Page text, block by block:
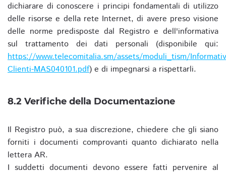
dichiarare di conoscere i principi fondamentali di utilizzo
delle risorse e della rete Internet, di avere preso visione
delle norme predisposte dal Registro e dell'informativa
sul trattamento dei dati personali (disponibile qui:
https://www.telecomitalia.sm/assets/moduli_tism/
Clienti-MAS040101.pdf) e di impegnarsi a rispettarli.
8.2 Verifiche della Documentazione
Il Registro può, a sua discrezione, chiedere che gli siano
forniti i documenti comprovanti quanto dichiarato nella
lettera AR.
I suddetti documenti devono essere fatti pervenire al